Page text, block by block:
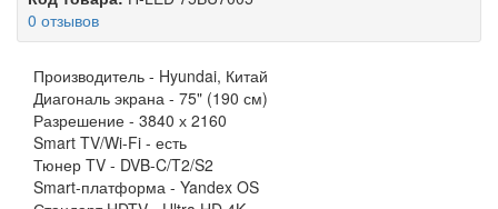
0 отзывов
Производитель - Hyundai, Китай
Диагональ экрана - 75" (190 см)
Разрешение - 3840 х 2160
Smart TV/Wi-Fi - есть
Тюнер TV - DVB-C/T2/S2
Smart-платформа - Yandex OS